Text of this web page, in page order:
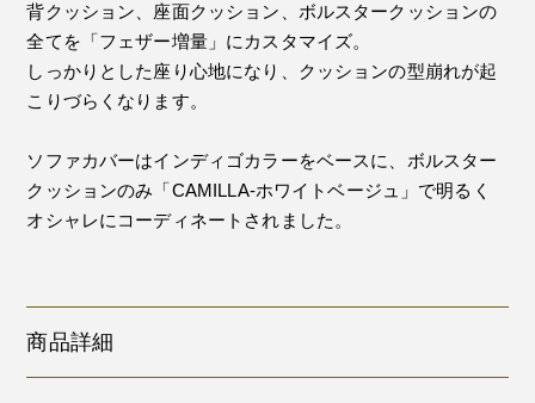
背クッション、座面クッション、ボルスタークッションの
全てを「フェザー増量」にカスタマイズ。
しっかりとした座り心地になり、クッションの型崩れが起
こりづらくなります。
ソファカバーはインディゴカラーをベースに、ボルスター
クッションのみ「CAMILLA-ホワイトベージュ」で明るく
オシャレにコーディネートされました。
商品詳細